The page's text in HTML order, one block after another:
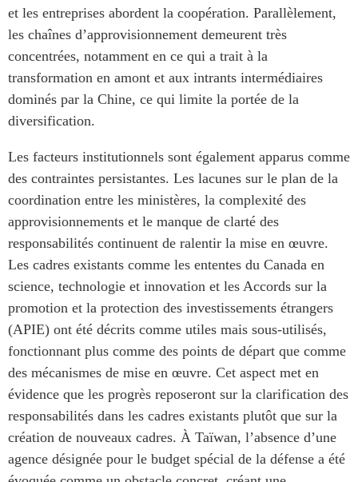
et les entreprises abordent la coopération. Parallèlement,
les chaînes d’approvisionnement demeurent très
concentrées, notamment en ce qui a trait à la
transformation en amont et aux intrants intermédiaires
dominés par la Chine, ce qui limite la portée de la
diversification.
Les facteurs institutionnels sont également apparus comme
des contraintes persistantes. Les lacunes sur le plan de la
coordination entre les ministères, la complexité des
approvisionnements et le manque de clarté des
responsabilités continuent de ralentir la mise en œuvre.
Les cadres existants comme les ententes du Canada en
science, technologie et innovation et les Accords sur la
promotion et la protection des investissements étrangers
(APIE) ont été décrits comme utiles mais sous-utilisés,
fonctionnant plus comme des points de départ que comme
des mécanismes de mise en œuvre. Cet aspect met en
évidence que les progrès reposeront sur la clarification des
responsabilités dans les cadres existants plutôt que sur la
création de nouveaux cadres. À Taïwan, l’absence d’une
agence désignée pour le budget spécial de la défense a été